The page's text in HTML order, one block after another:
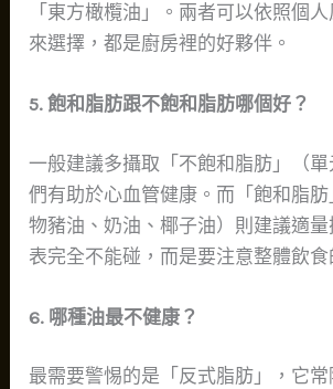
「東方橄欖油」。兩者可以依照個
來選擇，都是廚房裡的好夥伴。
5. 飽和脂肪跟不飽和脂肪哪個好？
一般建議多攝取「不飽和脂肪」（
們有助於心血管健康。而「飽和脂
物豬油、奶油、椰子油）則建議適
表完全不能碰，而是要注意整體飲食
6. 哪種油最不健康？
最需要警惕的是「反式脂肪」，它